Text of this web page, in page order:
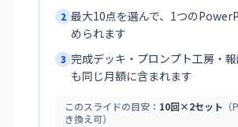
2 最大10点を選んで、1つの
められます
3 完成デッキ・プロンプト工房・
も同じ月額に含まれます
このスライドの目安： 10回×2セット
き換え可）